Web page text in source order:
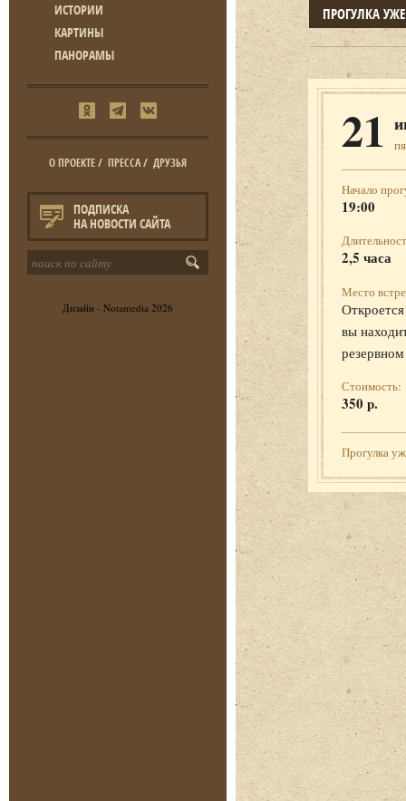
ИСТОРИИ
КАРТИНЫ
ПАНОРАМЫ
О ПРОЕКТЕ/ ПРЕССА/ ДРУЗЬЯ
ПОДПИСКА
НА НОВОСТИ САЙТА
Дизайн - Notamedia 2026
ПРОГУЛКА
21
Начало
19:00
2,5 часа
Место
вы
Стоимость:
350 р.
Прогулка